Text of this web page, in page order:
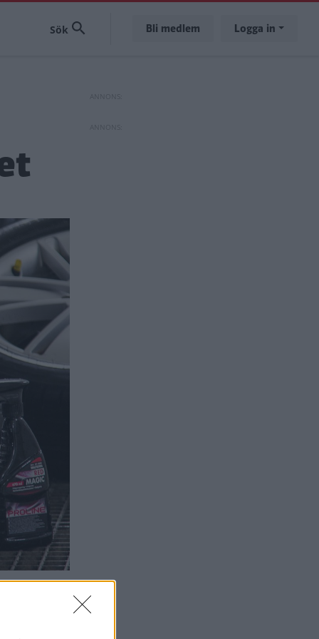
Bli medlem Logga in
som